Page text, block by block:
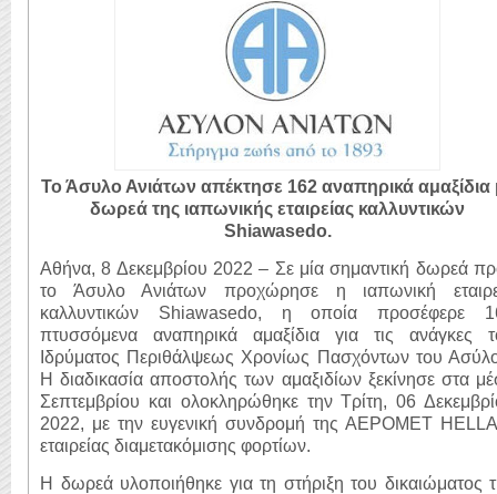
Το Άσυλο Ανιάτων απέκτησε 162 αναπηρικά αμαξίδια
δωρεά της ιαπωνικής εταιρείας καλλυντικών
Shiawasedo.
Αθήνα, 8 Δεκεμβρίου 2022 – Σε μία σημαντική δωρεά
το Άσυλο Ανιάτων προχώρησε η ιαπωνική
καλλυντικών Shiawasedo, η οποία προσέφερε
πτυσσόμενα αναπηρικά αμαξίδια για τις ανάγκες
Ιδρύματος Περιθάλψεως Χρονίως Πασχόντων του
Η διαδικασία αποστολής των αμαξιδίων ξεκίνησε στα
Σεπτεμβρίου και ολοκληρώθηκε την Τρίτη, 06
2022, με την ευγενική συνδρομή της ΑΕΡΟΜΕΤ
εταιρείας διαμετακόμισης φορτίων.
Η δωρεά υλοποιήθηκε για τη στήριξη του δικαιώματος